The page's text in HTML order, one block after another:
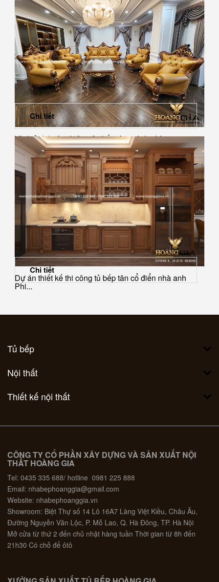
Hình ảnh hoàn thiện nội thất công trình nhà...
Chi tiết
Dự án thiết kế thi công tủ bếp tân cổ điển nhà anh
Phi...
Chi tiết
Tủ bếp
Nội thất
Thiết kế nội thất
CÔNG TY CỔ PHẦN XÂY DỰNG VÀ SẢN XUẤT NỘI
THẤT HOÀNG GIA
Tel: 0435 335 688/ hotline 0981 225 888
Email: nhabephoanggia@gmail.com
Website: nhabephoanggia.vn
Showroom: Biệt Thự số 14 Lô 16A7 Làng Việt Kiều, Châu Âu,
Đường Nguyễn Văn Lộc, P. Mỗ Lao, Q. Hà Đông, TP. Hà Nội
Mở cửa từ thứ 2 đến chủ nhật hàng tuần Thời gian từ 8h đến
21h30 Có chỗ để ôtô